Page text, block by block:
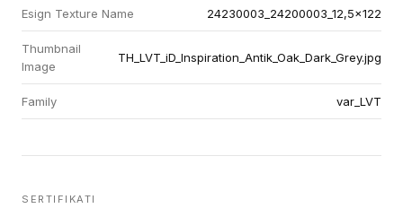
Esign Texture Name 24230003_24200003_12,5x122
Thumbnail
Image
TH_LVT_iD_Inspiration_Antik_Oak_Dark_Grey.jpg
Family var_LVT
SERTIFIKATI